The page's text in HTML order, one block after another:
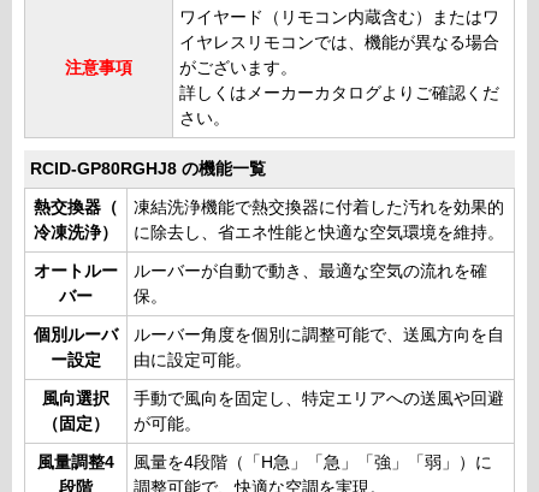
注意事項
ワイヤード（リモコン内蔵含む）またはワ
イヤレスリモコンでは、機能が異なる場合
がございます。
詳しくはメーカーカタログよりご確認くだ
さい。
RCID-GP80RGHJ8 の機能一覧
熱交換器（
冷凍洗浄）
凍結洗浄機能で熱交換器に付着した汚れを効果的
に除去し、省エネ性能と快適な空気環境を維持。
オートルー
バー
ルーバーが自動で動き、最適な空気の流れを確
保。
個別ルーバ
ー設定
ルーバー角度を個別に調整可能で、送風方向を自
由に設定可能。
風向選択
（固定）
手動で風向を固定し、特定エリアへの送風や回避
が可能。
風量調整4
段階
風量を4段階（「H急」「急」「強」「弱」）に
調整可能で、快適な空調を実現。